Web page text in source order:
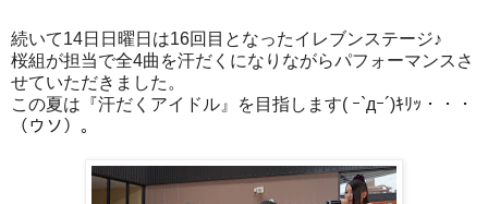
続いて14日日曜日は16回目となったイレブンステージ♪
桜組が担当で全4曲を汗だくになりながらパフォーマンスさ
せていただきました。
この夏は『汗だくアイドル』を目指します( ｰ`дｰ´)ｷﾘｯ・・・
（ウソ）。